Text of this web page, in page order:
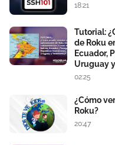
18:21
Tutorial:
de Roku
Ecuador,
Uruguay
02:25
¿Cómo
Roku?
20:47